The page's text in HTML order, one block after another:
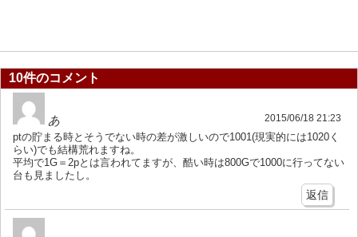
10件のコメント
あ 2015/06/18 21:23
ptの貯まる時とそうでない時の差が激しいので1001(現実的には1020く
らい)でも結構荒れますね。
平均で1G＝2pとは言われてますが、酷い時は800Gで1000に行ってない
台も見ましたし。
返信